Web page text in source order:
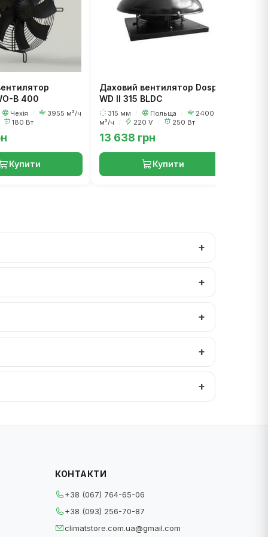
B 400
Чехія
3955 м³/ч
180 Вт
Купити
Даховий вентилятор Dospel
WD II 315 BLDC
315 мм Польща
2400
м³/ч
220 V 250 Вт
13 638 грн
Купити
КОНТАКТИ
+38 (067) 764-65-06
+38 (093) 256-70-87
climatstore.com.ua@gmail.com